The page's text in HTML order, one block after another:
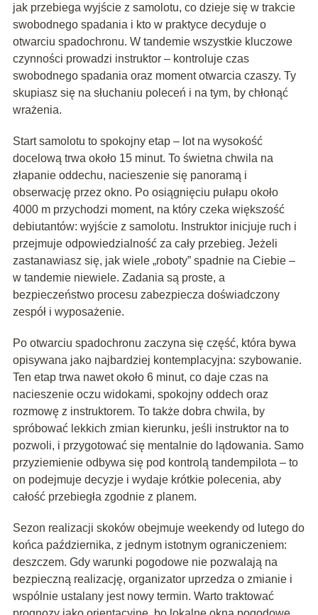
jak przebiega wyjście z samolotu, co dzieje się w trakcie
swobodnego spadania i kto w praktyce decyduje o
otwarciu spadochronu. W tandemie wszystkie kluczowe
czynności prowadzi instruktor – kontroluje czas
swobodnego spadania oraz moment otwarcia czaszy. Ty
skupiasz się na słuchaniu poleceń i na tym, by chłonąć
wrażenia.
Start samolotu to spokojny etap – lot na wysokość
docelową trwa około 15 minut. To świetna chwila na
złapanie oddechu, nacieszenie się panoramą i
obserwację przez okno. Po osiągnięciu pułapu około
4000 m przychodzi moment, na który czeka większość
debiutantów: wyjście z samolotu. Instruktor inicjuje ruch i
przejmuje odpowiedzialność za cały przebieg. Jeżeli
zastanawiasz się, jak wiele „roboty” spadnie na Ciebie –
w tandemie niewiele. Zadania są proste, a
bezpieczeństwo procesu zabezpiecza doświadczony
zespół i wyposażenie.
Po otwarciu spadochronu zaczyna się część, która bywa
opisywana jako najbardziej kontemplacyjna: szybowanie.
Ten etap trwa nawet około 6 minut, co daje czas na
nacieszenie oczu widokami, spokojny oddech oraz
rozmowę z instruktorem. To także dobra chwila, by
spróbować lekkich zmian kierunku, jeśli instruktor na to
pozwoli, i przygotować się mentalnie do lądowania. Samo
przyziemienie odbywa się pod kontrolą tandempilota – to
on podejmuje decyzje i wydaje krótkie polecenia, aby
całość przebiegła zgodnie z planem.
Sezon realizacji skoków obejmuje weekendy od lutego do
końca października, z jednym istotnym ograniczeniem:
deszczem. Gdy warunki pogodowe nie pozwalają na
bezpieczną realizację, organizator uprzedza o zmianie i
wspólnie ustalany jest nowy termin. Warto traktować